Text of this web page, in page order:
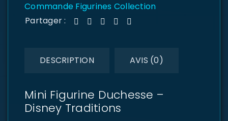
Commande Figurines Collection
Partager :
DESCRIPTION AVIS (0)
Mini Figurine Duchesse –
Disney Traditions